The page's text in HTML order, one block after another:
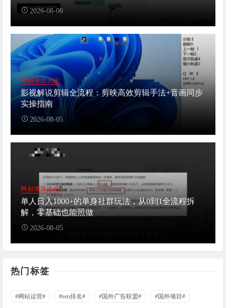
2026-08-06
网创项目大全
影视解说剪辑全流程：剪映高效剪辑手法+音画同步
实操指南
2026-08-05
网创项目大全
单人日入1000+的单身社群玩法，从0到1全流程拆
解，零基础也能照做
2026-08-05
热门标签
#网站运营# #seo排名# #国外广告联盟# #国外项目#